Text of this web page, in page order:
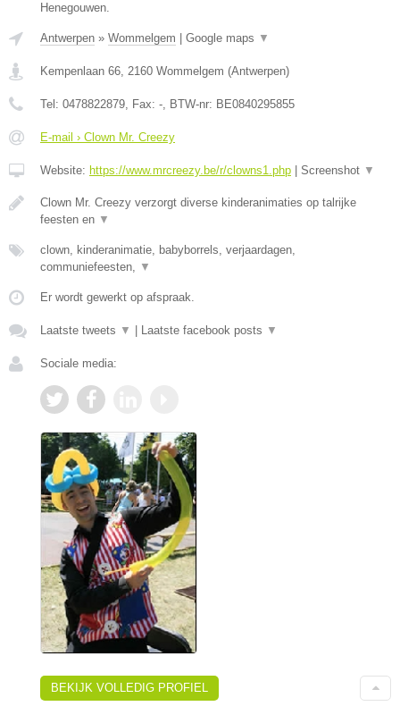
Henegouwen.
Antwerpen » Wommelgem Google maps ▼
Kempenlaan 66, 2160 Wommelgem (Antwerpen)
Tel: 0478822879, Fax: -, BTW-nr: BE0840295855
E-mail › Clown Mr. Creezy
Website: https://www.mrcreezy.be/r/clowns1.php Screenshot ▼
Clown Mr. Creezy verzorgt diverse kinderanimaties op talrijke
feesten en ▼
clown, kinderanimatie, babyborrels, verjaardagen,
communiefeesten, ▼
Er wordt gewerkt op afspraak.
Laatste tweets ▼ Laatste facebook posts ▼
Sociale media:
BEKIJK VOLLEDIG PROFIEL